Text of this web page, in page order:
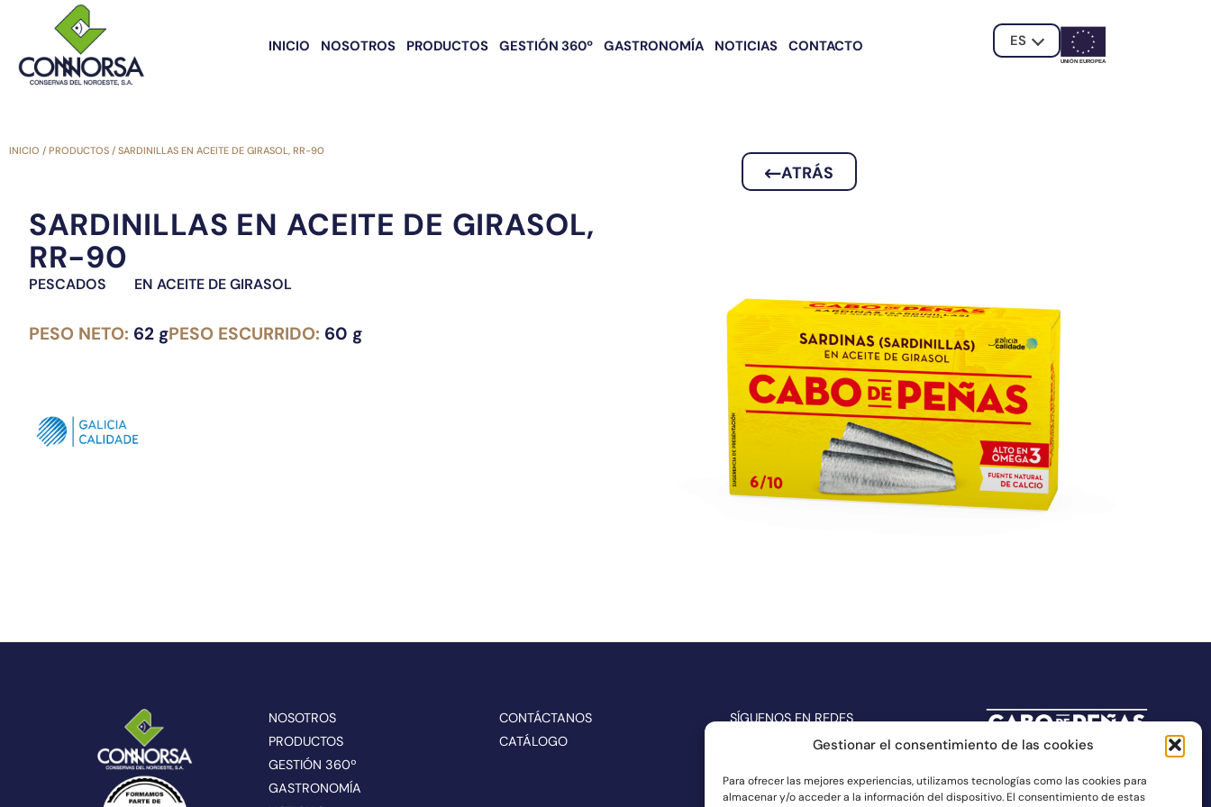
Gestionar el consentimiento de las cookies
Para ofrecer las mejores experiencias, utilizamos tecnologías como las cookies para
almacenar y/o acceder a la información del dispositivo. El consentimiento de estas
INICIO NOSOTROS PRODUCTOS GESTIÓN 360º GASTRONOMÍA NOTICIAS CONTACTO ES
UNIÓN EUROPEA
INICIO / PRODUCTOS / SARDINILLAS EN ACEITE DE GIRASOL, RR-90
ATRÁS
SARDINILLAS EN ACEITE DE GIRASOL,
RR-90
PESCADOS EN ACEITE DE GIRASOL
PESO NETO: 62 gPESO ESCURRIDO: 60 g
NOSOTROS
PRODUCTOS
GESTIÓN 360º
GASTRONOMÍA
CONTÁCTANOS
CATÁLOGO
SÍGUENOS EN REDES